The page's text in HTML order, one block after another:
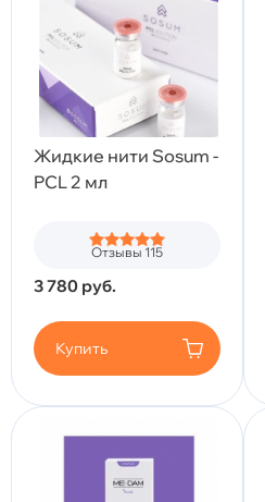
Жидкие нити Sosum -
PCL 2 мл
Отзывы 115
3 780 руб.
Купить